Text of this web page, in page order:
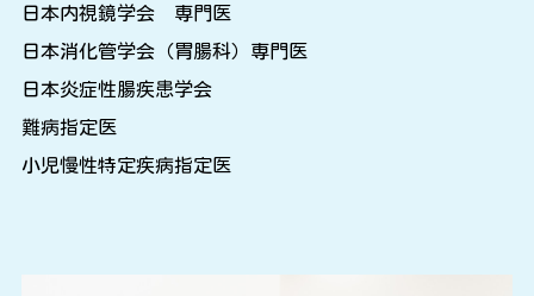
日本内視鏡学会 専門医
日本消化管学会（胃腸科）専門医
日本炎症性腸疾患学会
難病指定医
小児慢性特定疾病指定医